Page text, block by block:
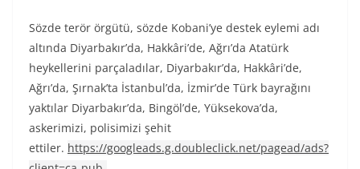
Sözde terör örgütü, sözde Kobani’ye destek eylemi adı
altında Diyarbakır’da, Hakkâri’de, Ağrı’da Atatürk
heykellerini parçaladılar, Diyarbakır’da, Hakkâri’de,
Ağrı’da, Şırnak’ta İstanbul’da, İzmir’de Türk bayrağını
yaktılar Diyarbakır’da, Bingöl’de, Yüksekova’da,
askerimizi, polisimizi şehit
ettiler. https://googleads.g.doubleclick.net/pagead/ads?